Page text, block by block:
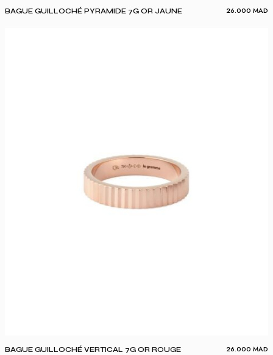
BAGUE GUILLOCHÉ PYRAMIDE 7G OR JAUNE 26.000 MAD
BAGUE GUILLOCHÉ VERTICAL 7G OR ROUGE 26.000 MAD